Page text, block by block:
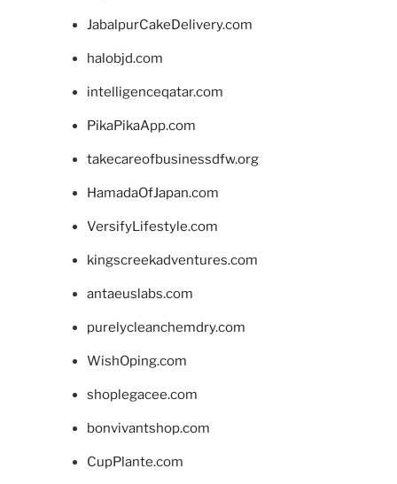
JabalpurCakeDelivery.com
halobjd.com
intelligenceqatar.com
PikaPikaApp.com
takecareofbusinessdfw.org
HamadaOfJapan.com
VersifyLifestyle.com
kingscreekadventures.com
antaeuslabs.com
purelycleanchemdry.com
WishOping.com
shoplegacee.com
bonvivantshop.com
CupPlante.com